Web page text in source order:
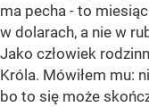
ma pecha - to
w dolarach, a nie w
Jako człowiek
Króla. Mówiłem mu:
bo to się może